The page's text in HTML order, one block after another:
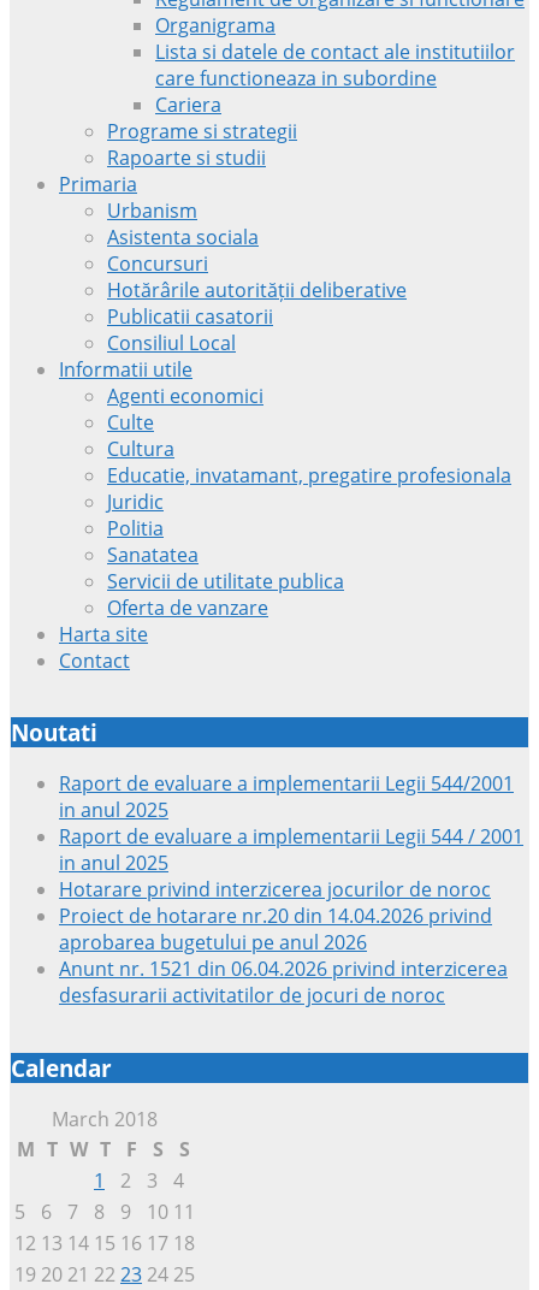
Organigrama
Lista si datele de contact ale institutiilor
care functioneaza in subordine
Cariera
Programe si strategii
Rapoarte si studii
Primaria
Urbanism
Asistenta sociala
Concursuri
Hotărârile autorității deliberative
Publicatii casatorii
Consiliul Local
Informatii utile
Agenti economici
Culte
Cultura
Educatie, invatamant, pregatire profesionala
Juridic
Politia
Sanatatea
Servicii de utilitate publica
Oferta de vanzare
Harta site
Contact
Noutati
Raport de evaluare a implementarii Legii 544/2001
in anul 2025
Raport de evaluare a implementarii Legii 544 / 2001
in anul 2025
Hotarare privind interzicerea jocurilor de noroc
Proiect de hotarare nr.20 din 14.04.2026 privind
aprobarea bugetului pe anul 2026
Anunt nr. 1521 din 06.04.2026 privind interzicerea
desfasurarii activitatilor de jocuri de noroc
Calendar
March 2018
M T W T F S
S
1
2 3
4
5
6 7 8 9 10 11
12 13 14 15 16 17 18
19 20 21 2223 24 25